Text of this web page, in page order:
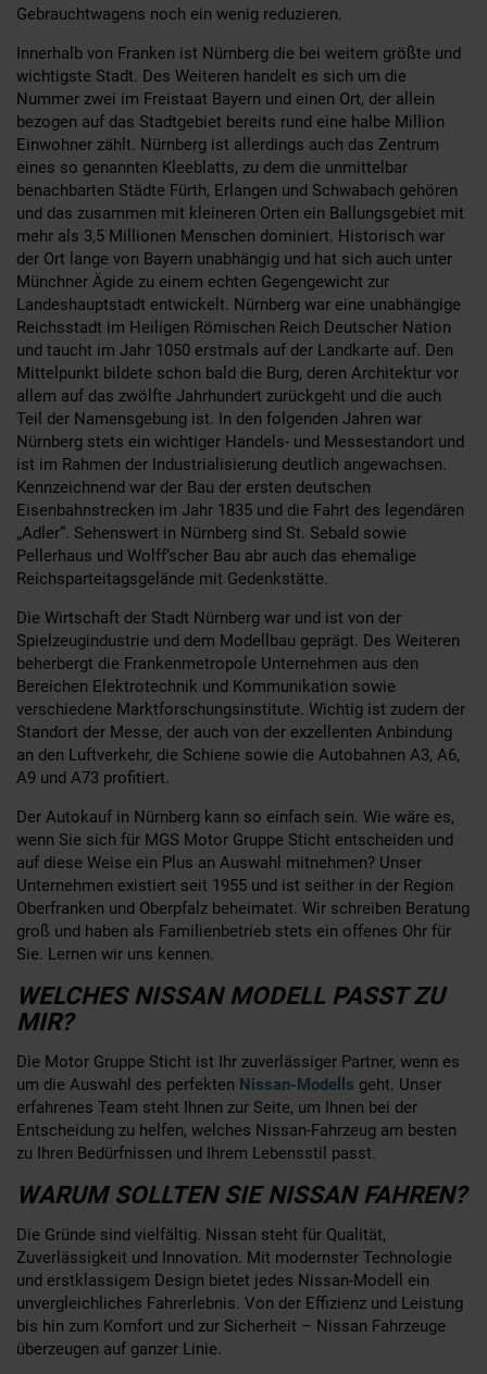
Gebrauchtwagens noch ein wenig reduzieren.
Innerhalb von Franken ist Nürnberg die bei weitem größte und
wichtigste Stadt. Des Weiteren handelt es sich um die
Nummer zwei im Freistaat Bayern und einen Ort, der allein
bezogen auf das Stadtgebiet bereits rund eine halbe Million
Einwohner zählt. Nürnberg ist allerdings auch das Zentrum
eines so genannten Kleeblatts, zu dem die unmittelbar
benachbarten Städte Fürth, Erlangen und Schwabach gehören
und das zusammen mit kleineren Orten ein Ballungsgebiet mit
mehr als 3,5 Millionen Menschen dominiert. Historisch war
der Ort lange von Bayern unabhängig und hat sich auch unter
Münchner Ägide zu einem echten Gegengewicht zur
Landeshauptstadt entwickelt. Nürnberg war eine unabhängige
Reichsstadt im Heiligen Römischen Reich Deutscher Nation
und taucht im Jahr 1050 erstmals auf der Landkarte auf. Den
Mittelpunkt bildete schon bald die Burg, deren Architektur vor
allem auf das zwölfte Jahrhundert zurückgeht und die auch
Teil der Namensgebung ist. In den folgenden Jahren war
Nürnberg stets ein wichtiger Handels- und Messestandort und
ist im Rahmen der Industrialisierung deutlich angewachsen.
Kennzeichnend war der Bau der ersten deutschen
Eisenbahnstrecken im Jahr 1835 und die Fahrt des legendären
„Adler“. Sehenswert in Nürnberg sind St. Sebald sowie
Pellerhaus und Wolff‘scher Bau abr auch das ehemalige
Reichsparteitagsgelände mit Gedenkstätte.
Die Wirtschaft der Stadt Nürnberg war und ist von der
Spielzeugindustrie und dem Modellbau geprägt. Des Weiteren
beherbergt die Frankenmetropole Unternehmen aus den
Bereichen Elektrotechnik und Kommunikation sowie
verschiedene Marktforschungsinstitute. Wichtig ist zudem der
Standort der Messe, der auch von der exzellenten Anbindung
an den Luftverkehr, die Schiene sowie die Autobahnen A3, A6,
A9 und A73 profitiert.
Der Autokauf in Nürnberg kann so einfach sein. Wie wäre es,
wenn Sie sich für MGS Motor Gruppe Sticht entscheiden und
auf diese Weise ein Plus an Auswahl mitnehmen? Unser
Unternehmen existiert seit 1955 und ist seither in der Region
Oberfranken und Oberpfalz beheimatet. Wir schreiben Beratung
groß und haben als Familienbetrieb stets ein offenes Ohr für
Sie. Lernen wir uns kennen.
WELCHES NISSAN MODELL PASST ZU
MIR?
Die Motor Gruppe Sticht ist Ihr zuverlässiger Partner, wenn es
um die Auswahl des perfekten Nissan-Modells geht. Unser
erfahrenes Team steht Ihnen zur Seite, um Ihnen bei der
Entscheidung zu helfen, welches Nissan-Fahrzeug am besten
zu Ihren Bedürfnissen und Ihrem Lebensstil passt.
WARUM SOLLTEN SIE NISSAN FAHREN?
Die Gründe sind vielfältig. Nissan steht für Qualität,
Zuverlässigkeit und Innovation. Mit modernster Technologie
und erstklassigem Design bietet jedes Nissan-Modell ein
unvergleichliches Fahrerlebnis. Von der Effizienz und Leistung
bis hin zum Komfort und zur Sicherheit – Nissan Fahrzeuge
überzeugen auf ganzer Linie.